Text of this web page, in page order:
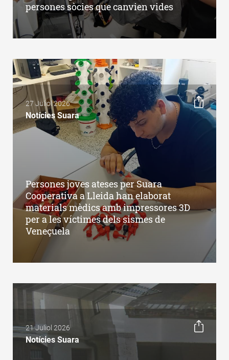
persones sòcies que canvien vides
27 Juliol 2026
Notícies Suara
Persones joves ateses per Suara
Cooperativa a Lleida han elaborat
materials mèdics amb impressores 3D
per a les víctimes dels sismes de
Veneçuela
21 Juliol 2026
Notícies Suara